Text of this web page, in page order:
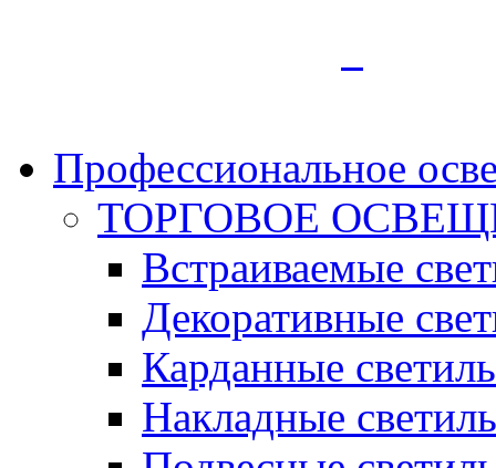
Профессиональное
ТОРГОВОЕ
Встраиваемые
Декоративные
Карданные
Накладные